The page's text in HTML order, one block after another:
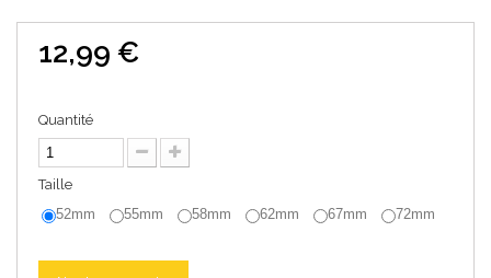
12,99 €
Quantité
Taille
52mm
55mm 58mm 62mm 67mm 72mm